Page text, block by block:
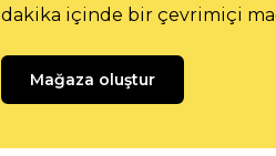
dakika içinde bir çevrimiçi
Mağaza oluştur